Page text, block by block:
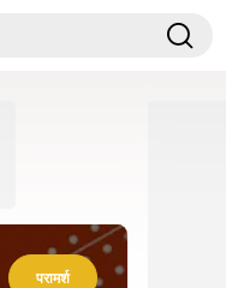
परामर्श